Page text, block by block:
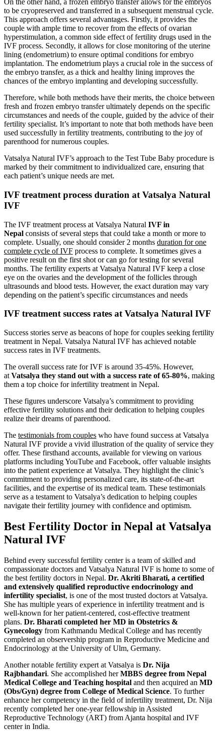
On the other hand, a frozen embryo transfer allows for the embryos
to be cryopreserved and transferred in a subsequent menstrual cycle.
This approach offers several advantages. Firstly, it provides the
couple with ample time to recover from the effects of ovarian
hyperstimulation, a common side effect of fertility drugs used in the
IVF process. Secondly, it allows for close monitoring of the uterine
lining (endometrium) to ensure optimal conditions for embryo
implantation. The endometrium plays a crucial role in the success of
the embryo transfer, as a thick and healthy lining improves the
chances of the embryo implanting and developing successfully.
Therefore, while both methods have their merits, the choice between
fresh and frozen embryo transfer ultimately depends on the specific
circumstances and needs of the couple, guided by the advice of their
fertility specialist. It’s important to note that both methods have been
used successfully in fertility treatments, contributing to the joy of
parenthood for numerous couples.
Vatsalya Natural IVF’s approach to the Test Tube Baby procedure is
marked by their commitment to individualized care, ensuring that
each patient’s unique needs are met.
IVF treatment process duration at Vatsalya Natural
IVF
The IVF treatment process at Vatsalya Natural IVF in
Nepal consists of several steps that could take a month or more to
complete. Usually, one should consider 2 months duration for one
complete cycle of IVF process to complete. It sometimes gives a
positive result on the first shot or can go for testing for several
months. The fertility experts at Vatsalya Natural IVF keep a close
eye on the ovaries and the development of the follicles through
ultrasounds and blood tests. However, the exact duration may vary
depending on the patient’s specific circumstances and needs
IVF treatment success rates at Vatsalya Natural IVF
Success stories serve as beacons of hope for couples seeking fertility
treatment in Nepal. Vatsalya Natural IVF has achieved notable
success rates in IVF treatments.
The overall success rate for IVF is around 35-45%. However,
at Vatsalya they stand out with a success rate of 65-80%, making
them a top choice for infertility treatment in Nepal.
These figures underscore Vatsalya’s commitment to providing
effective fertility solutions and their dedication to helping couples
realize their dreams of parenthood.
The testimonials from couples who have found success at Vatsalya
Natural IVF provide a vivid illustration of the quality of service they
offer. These firsthand accounts, available for viewing on various
platforms including YouTube and Facebook, offer valuable insights
into the patient experience at Vatsalya. They highlight the clinic’s
commitment to providing personalized care, its state-of-the-art
facilities, and the expertise of its medical team. These testimonials
serve as a testament to Vatsalya’s dedication to helping couples
navigate their fertility journey with confidence and optimism.
Best Fertility Doctor in Nepal at Vatsalya
Natural IVF
Behind every successful fertility center is a team of skilled and
compassionate doctors and Vatsalya Natural IVF is home to some of
the best fertility doctors in Nepal. Dr. Akriti Bharati, a certified
and extensively qualified reproductive endocrinology and
infertility specialist, is one of the most trusted doctors at Vatsalya.
She has multiple years of experience in infertility treatment and is
well-known for her patient-centered, cost-effective treatment
plans. Dr. Bharati completed her MD in Obstetrics &
Gynecology from Kathmandu Medical College and has recently
completed an observership program in Reproductive Medicine and
Endocrinology at the University of Ulm, Germany.
Another notable fertility expert at Vatsalya is Dr. Nija
Rajbhandari. She accomplished herMBBS degree from Nepal
Medical College and Teaching hospital and then acquired an MD
(Obs/Gyn) degree from College of Medical Science. To further
enhance her competency in the field of infertility treatment, Dr. Nija
recently completed her one-year fellowship in Assisted
Reproductive Technology (ART) from Ajanta hospital and IVF
center in India.